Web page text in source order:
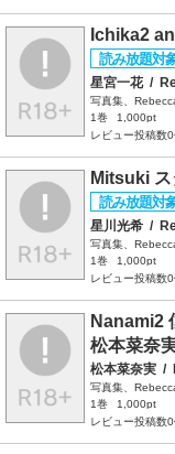
Ichika2
星宮一花 /
写真集、
1巻
1,000pt
レビュー投稿数
Mitsuki
星川光希 /
写真集、
1巻
1,000pt
レビュー投稿数
Nanami2
松本菜奈
松本菜奈実 /
写真集、
1巻
1,000pt
レビュー投稿数